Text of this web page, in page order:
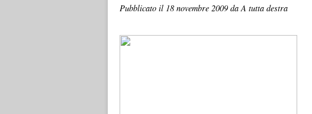
Pubblicato il 18 novembre 2009 da A tutta destra